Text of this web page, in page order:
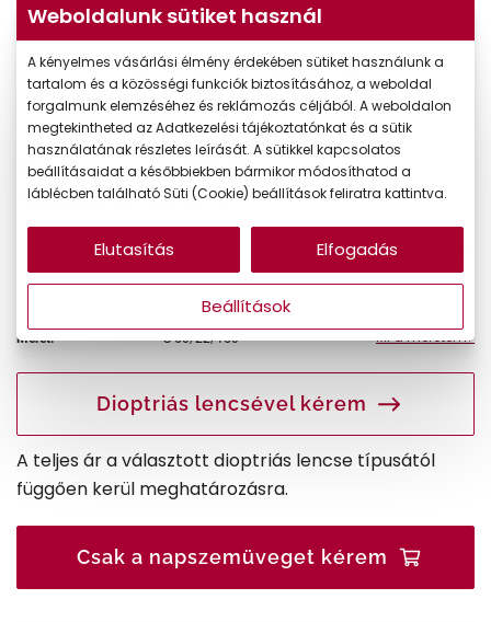
Ár: 63.290 Ft
Törzsvásárlói ár: 53.797 Ft
Online megvásárolható
Ingyenes szállítás
Méret: S50/22/150 Mi a méretem?
Dioptriás lencsével kérem
A teljes ár a választott dioptriás lencse típusától
függően kerül meghatározásra.
Csak a napszemüveget kérem
Weboldalunk sütiket használ
A kényelmes vásárlási élmény érdekében sütiket használunk a
tartalom és a közösségi funkciók biztosításához, a weboldal
forgalmunk elemzéséhez és reklámozás céljából. A weboldalon
megtekintheted az Adatkezelési tájékoztatónkat és a sütik
használatának részletes leírását. A sütikkel kapcsolatos
beállításaidat a későbbiekben bármikor módosíthatod a
láblécben található Süti (Cookie) beállítások feliratra kattintva.
Beállítások
Elutasítás Elfogadás